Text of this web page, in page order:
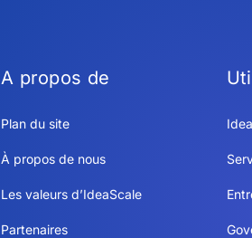
A propos de
Plan du site
À propos de nous
Les valeurs d’IdeaScale
Partenaires